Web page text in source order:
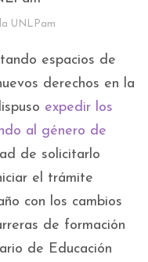
UNLPam
espacios de
derechos en la
expedir los
al género de
de solicitarlo
el trámite
con los cambios
de formación
de Educación